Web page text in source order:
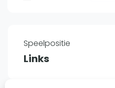
Padelgear
Speelpositie
Links